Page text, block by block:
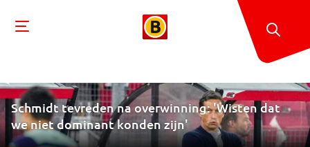
Schmidt tevreden na overwinning: 'Wisten dat
we niet dominant konden zijn'